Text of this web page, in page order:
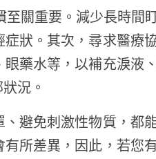
關重要。減少長時間
狀。其次，尋求醫療
藥水等，以補充淚液
況。
避免刺激性物質，都
所差異，因此，若您